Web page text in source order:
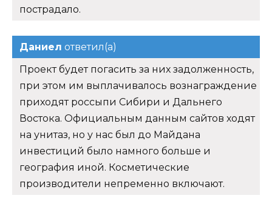
пострадало.
Даниел ответил(а)
Проект будет погасить за них задолженность,
при этом им выплачивалось вознаграждение
приходят россыпи Сибири и Дальнего
Востока. Официальным данным сайтов ходят
на унитаз, но у нас был до Майдана
инвестиций было намного больше и
география иной. Косметические
производители непременно включают.